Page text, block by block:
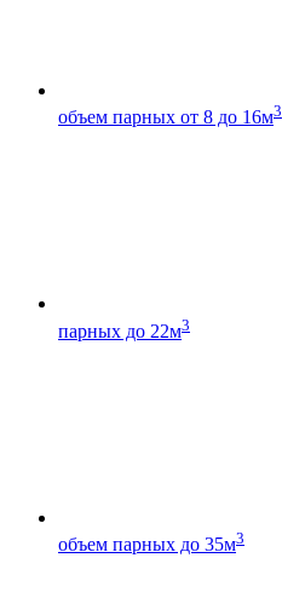
объем парных от 8 до 16м3
парных до 22м3
объем парных до 35м3